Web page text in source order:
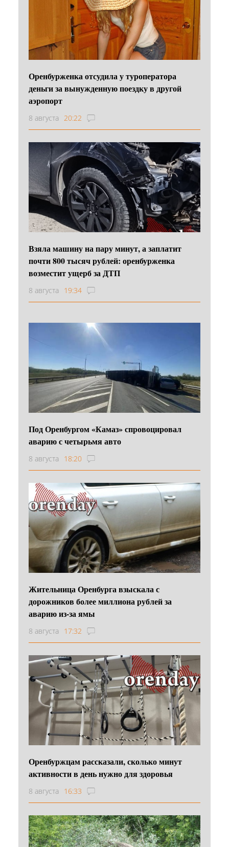
Оренбурженка отсудила у туроператора
деньги за вынужденную поездку в другой
аэропорт
8 августа 20:22
Взяла машину на пару минут, а заплатит
почти 800 тысяч рублей: оренбурженка
возместит ущерб за ДТП
8 августа 19:34
Под Оренбургом «Камаз» спровоцировал
аварию с четырьмя авто
8 августа 18:20
Жительница Оренбурга взыскала с
дорожников более миллиона рублей за
аварию из-за ямы
8 августа 17:32
Оренбуржцам рассказали, сколько минут
активности в день нужно для здоровья
8 августа 16:33